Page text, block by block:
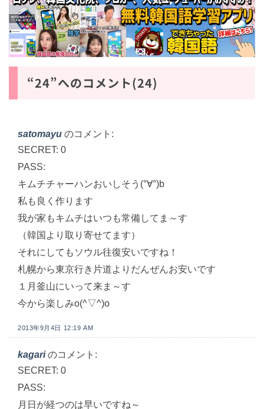
“24”へのコメント(24)
satomayu のコメント:
SECRET: 0
PASS:
キムチチャーハンおいしそう(°∀°)b
私も良く作ります
我が家もキムチはいつも常備してま～す
（韓国より取り寄せてます）
それにしてもソウル往復安いですね！
札幌から東京行き片道よりだんぜんお安いです
１月釜山にいって来ま～す
今から楽しみo(^▽^)o
2013年9月4日 12:19 AM
kagari のコメント:
SECRET: 0
PASS:
月日が経つのは早いですね～